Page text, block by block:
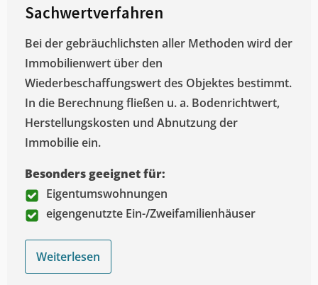
Sachwertverfahren
Bei der gebräuchlichsten aller Methoden wird der
Immobilienwert über den
Wiederbeschaffungswert des Objektes bestimmt.
In die Berechnung fließen u. a. Bodenrichtwert,
Herstellungskosten und Abnutzung der
Immobilie ein.
Besonders geeignet für:
Eigentumswohnungen
eigengenutzte Ein-/Zweifamilienhäuser
Weiterlesen